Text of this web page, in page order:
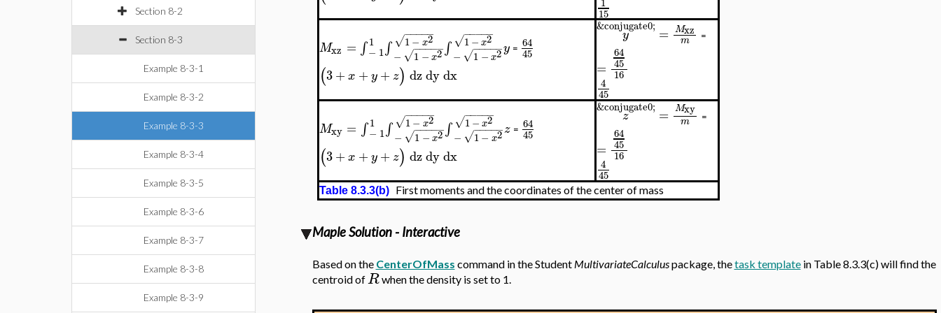
Section 8-2
Section 8-3
Example 8-3-1
Example 8-3-2
Example 8-3-3
Example 8-3-4
Example 8-3-5
Example 8-3-6
Example 8-3-7
Example 8-3-8
Example 8-3-9
15
Mxz = ∫ 1
− 1∫ 1− x2
− −
−−−
√
−
1 − x2
− −
−−−
√ ∫ 1− x2
− −
−−−
√
−
1 − x2
− −
−−−
√ y
(3+x +y+z) dzdydx
= 64
45
y
&conjugate0; = Mxz
m
=
64
45
16
=
4
45
Mxy = ∫ 1
− 1∫ 1− x2
− −
−−−
√
−
1 − x2
− −
−−−
√ ∫ 1− x2
− −
−−−
√
−
1− x2
− −
−−−
√ z
(3+x +y+z) dzdydx
= 64
45
z
&conjugate0; = Mxy
m
=
64
45
16
=
4
45
Table 8.3.3(b)First moments and the coordinates of the center of mass
Maple Solution - Interactive
Based on the CenterOfMass command in the Student MultivariateCalculuspackage, thetask templatein Table 8.3.3(c) will find the
centroid ofRwhen the density is set to 1.